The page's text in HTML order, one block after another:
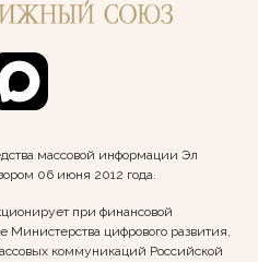
массовой информации Эл
06 июня 2012 года.
при финансовой
Министерства цифрового развития,
коммуникаций Российской